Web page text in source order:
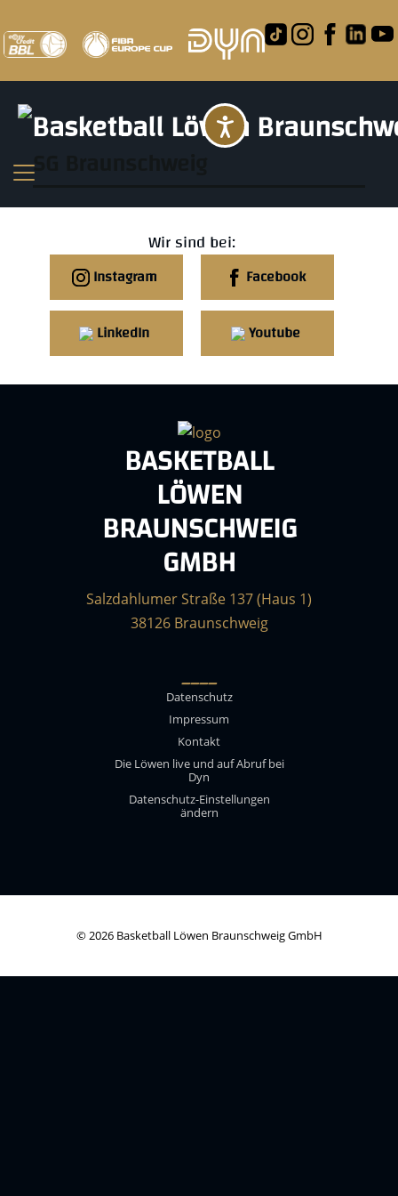
SG Braunschweig
Wir sind bei:
Instagram Facebook
LinkedIn Youtube
BASKETBALL
LÖWEN
BRAUNSCHWEIG
GMBH
Salzdahlumer Straße 137 (Haus 1)
38126 Braunschweig
____
Datenschutz
Impressum
Kontakt
Die Löwen live und auf Abruf bei
Dyn
Datenschutz-Einstellungen
ändern
© 2026 Basketball Löwen Braunschweig GmbH